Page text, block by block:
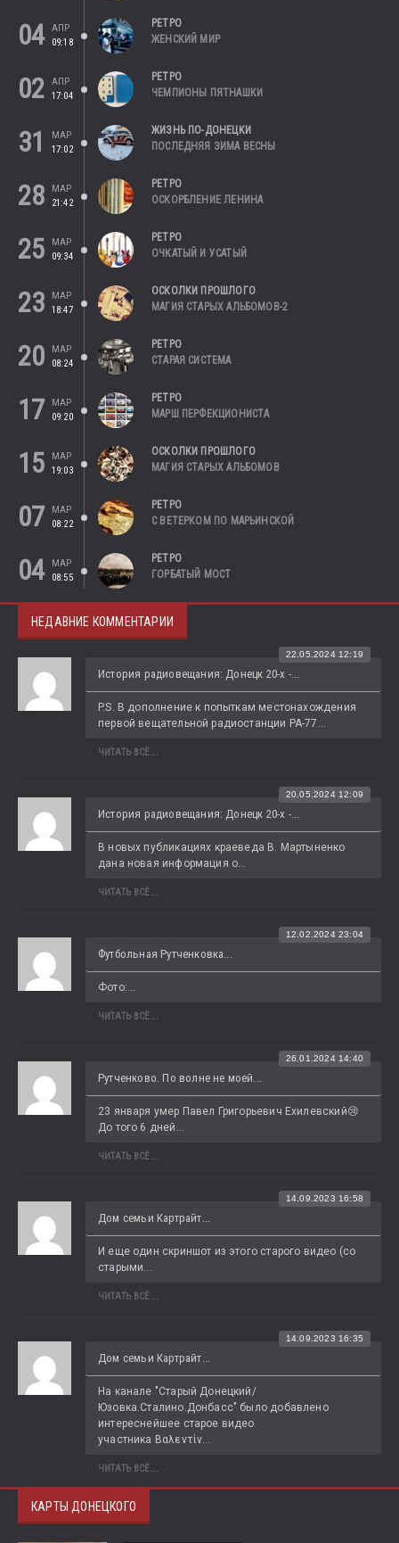
04 АПР
09:18
РЕТРО
ЖЕНСКИЙ МИР
02
АПР
17:04
РЕТРО
ЧЕМПИОНЫ ПЯТНАШКИ
31
МАР
17:02
ЖИЗНЬ ПО-ДОНЕЦКИ
ПОСЛЕДНЯЯ ЗИМА ВЕСНЫ
28
МАР
21:42
РЕТРО
ОСКОРБЛЕНИЕ ЛЕНИНА
25
МАР
09:34
РЕТРО
ОЧКАТЫЙ И УСАТЫЙ
23
МАР
18:47
ОСКОЛКИ ПРОШЛОГО
МАГИЯ СТАРЫХ АЛЬБОМОВ-2
20
МАР
08:24
РЕТРО
СТАРАЯ СИСТЕМА
17
МАР
09:20
РЕТРО
МАРШ ПЕРФЕКЦИОНИСТА
15
МАР
19:03
ОСКОЛКИ ПРОШЛОГО
МАГИЯ СТАРЫХ АЛЬБОМОВ
07
МАР
08:22
РЕТРО
С ВЕТЕРКОМ ПО МАРЬИНСКОЙ
04
МАР
08:55
РЕТРО
ГОРБАТЫЙ МОСТ
НЕДАВНИЕ КОММЕНТАРИИ
История радиовещания: Донецк 20-х -...
22.05.2024 12:19
P.S. В дополнение к попыткам местонахождения
первой вещательной радиостанции РА-77...
ЧИТАТЬ ВСЁ...
История радиовещания: Донецк 20-х -...
20.05.2024 12:09
В новых публикациях краеведа В. Мартыненко
дана новая информация о...
ЧИТАТЬ ВСЁ...
Футбольная Рутченковка...
12.02.2024 23:04
Фото:...
ЧИТАТЬ ВСЁ...
Рутченково. По волне не моей...
26.01.2024 14:40
23 января умер Павел Григорьевич Ехилевский😢
До того 6 дней...
ЧИТАТЬ ВСЁ...
Дом семьи Картрайт...
14.09.2023 16:58
И еще один скриншот из этого старого видео (со
старыми...
ЧИТАТЬ ВСЁ...
Дом семьи Картрайт...
14.09.2023 16:35
На канале "Старый Донецкий/
Юзовка.Сталино.Донбасс" было добавлено
интереснейшее старое видео
участника Βαλεντίν...
ЧИТАТЬ ВСЁ...
КАРТЫ ДОНЕЦКОГО